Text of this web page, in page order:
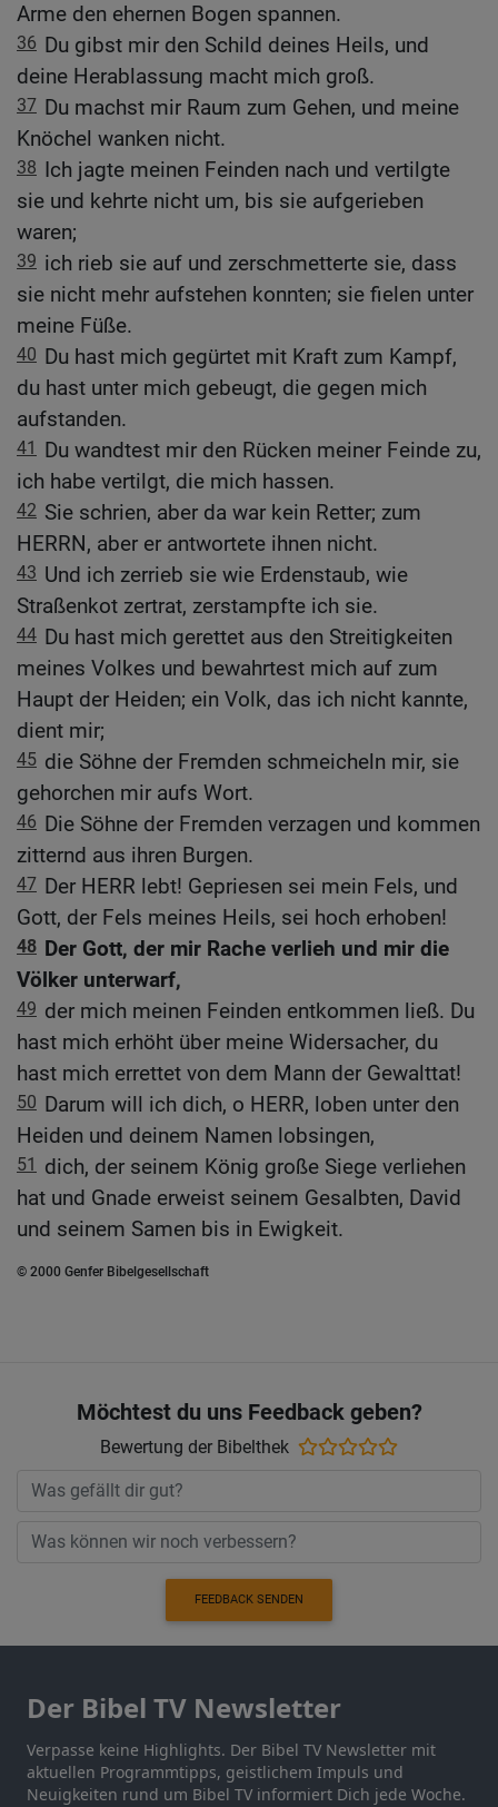
Arme den ehernen Bogen spannen.
36 Du gibst mir den Schild deines Heils, und
deine Herablassung macht mich groß.
37 Du machst mir Raum zum Gehen, und meine
Knöchel wanken nicht.
38 Ich jagte meinen Feinden nach und vertilgte
sie und kehrte nicht um, bis sie aufgerieben
waren;
39 ich rieb sie auf und zerschmetterte sie, dass
sie nicht mehr aufstehen konnten; sie fielen unter
meine Füße.
40 Du hast mich gegürtet mit Kraft zum Kampf,
du hast unter mich gebeugt, die gegen mich
aufstanden.
41
Du wandtest mir den Rücken meiner Feinde zu,
ich habe vertilgt, die mich hassen.
42 Sie schrien, aber da war kein Retter; zum
HERRN, aber er antwortete ihnen nicht.
43 Und ich zerrieb sie wie Erdenstaub, wie
Straßenkot zertrat, zerstampfte ich sie.
44 Du hast mich gerettet aus den Streitigkeiten
meines Volkes und bewahrtest mich auf zum
Haupt der Heiden; ein Volk, das ich nicht kannte,
dient mir;
45 die Söhne der Fremden schmeicheln mir, sie
gehorchen mir aufs Wort.
46 Die Söhne der Fremden verzagen und kommen
zitternd aus ihren Burgen.
47 Der HERR lebt! Gepriesen sei mein Fels, und
Gott, der Fels meines Heils, sei hoch erhoben!
48 Der Gott, der mir Rache verlieh und mir die
Völker unterwarf,
49 der mich meinen Feinden entkommen ließ. Du
hast mich erhöht über meine Widersacher, du
hast mich errettet von dem Mann der Gewalttat!
50 Darum will ich dich, o HERR, loben unter den
Heiden und deinem Namen lobsingen,
51
dich, der seinem König große Siege verliehen
hat und Gnade erweist seinem Gesalbten, David
und seinem Samen bis in Ewigkeit.
© 2000 Genfer Bibelgesellschaft
Möchtest du uns Feedback geben?
Bewertung der Bibelthek
FEEDBACK SENDEN
Der Bibel TV Newsletter
Verpasse keine Highlights. Der Bibel TV Newsletter mit
aktuellen Programmtipps, geistlichem Impuls und
Neuigkeiten rund um Bibel TV informiert Dich jede Woche.